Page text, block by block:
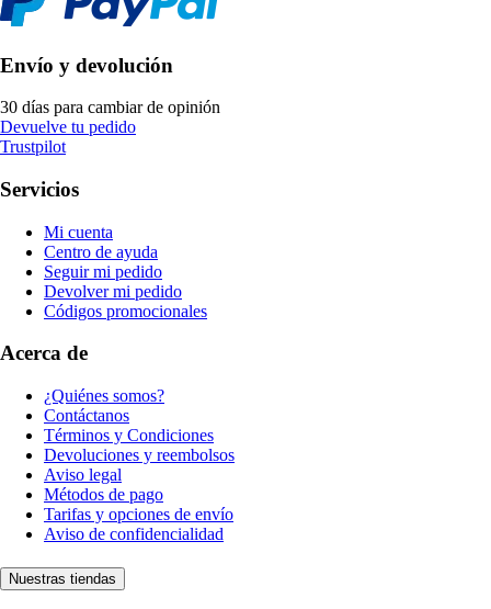
Envío y devolución
30 días para cambiar de opinión
Devuelve tu pedido
Trustpilot
Servicios
Mi cuenta
Centro de ayuda
Seguir mi pedido
Devolver mi pedido
Códigos promocionales
Acerca de
¿Quiénes somos?
Contáctanos
Términos y Condiciones
Devoluciones y reembolsos
Aviso legal
Métodos de pago
Tarifas y opciones de envío
Aviso de confidencialidad
Nuestras tiendas